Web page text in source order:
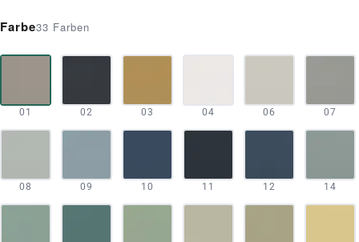
Farbe33 Farben
01 02 03 04 06 07
08 09 10 11 12 14